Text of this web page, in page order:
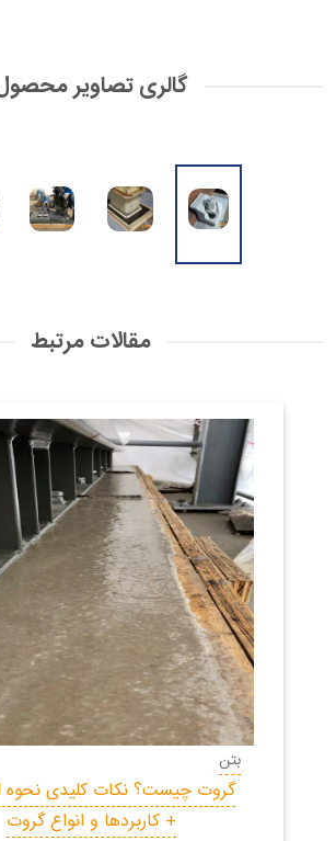
گالری تصاویر
مقالات مرتبط
بتن
گروت‌ چیست؟ نکات کلیدی نحوه
+ کاربردها و انواع گروت